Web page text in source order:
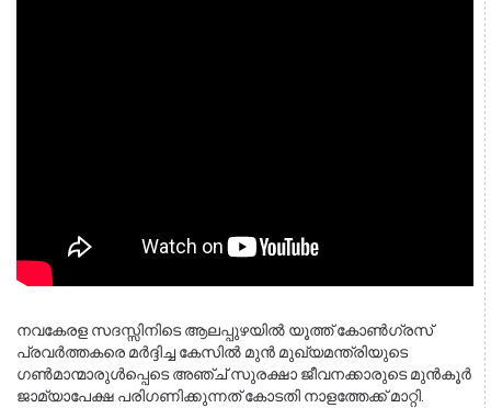
നവകേരള സദസ്സിനിടെ ആലപ്പുഴയിൽ യൂത്ത് കോൺഗ്രസ്
പ്രവർത്തകരെ മർദ്ദിച്ച കേസിൽ മുൻ മുഖ്യമന്ത്രിയുടെ
ഗൺമാന്മാരുൾപ്പെടെ അഞ്ച് സുരക്ഷാ ജീവനക്കാരുടെ മുൻകൂർ
ജാമ്യാപേക്ഷ പരിഗണിക്കുന്നത് കോടതി നാളത്തേക്ക് മാറ്റി.